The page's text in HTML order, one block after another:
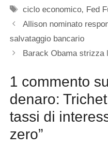
Tag
ciclo economico, Fed
Allison nominato
salvataggio bancario
Barack Obama strizza
1 commento
denaro:
tassi di
zero”